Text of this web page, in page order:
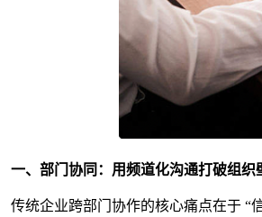
一、部门协同：用频道化沟通打破组织
传统企业跨部门协作的核心痛点在于 “